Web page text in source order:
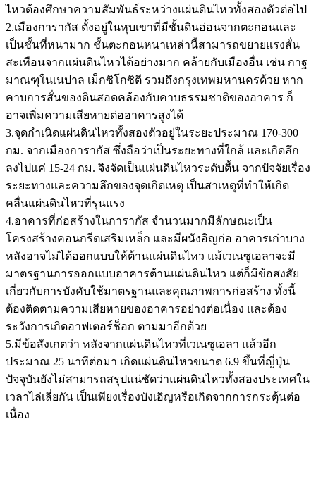
ไหวต้องศึกษาความสัมพันธ์ระหว่างแผ่นดินไหวทั้งสองตัวต่อไป
2.เมืองการากัส ตั้งอยู่ในหุบเขาที่มีชั้นดินอ่อนจากตะกอนและ
เป็นชั้นที่หนามาก ชั้นตะกอนหนาเหล่านี้สามารถขยายแรงสั่น
สะเทือนจากแผ่นดินไหวได้อย่างมาก คล้ายกับเมืองอื่น เช่น กาฐ
มาณฑุในเนปาล เม็กซิโกซิตี รวมถึงกรุงเทพมหานครด้วย หาก
คาบการสั่นของดินสอดคล้องกับคาบธรรมชาติของอาคาร ก็
อาจเพิ่มความเสียหายต่ออาคารสูงได้
3.จุดกำเนิดแผ่นดินไหวทั้งสองตัวอยู่ในระยะประมาณ 170-300
กม. จากเมืองการากัส ซึ่งถือว่าเป็นระยะทางที่ใกล้ และเกิดลึก
ลงไปแค่ 15-24 กม. จึงจัดเป็นแผ่นดินไหวระดับตื้น จากปัจจัยเรื่อง
ระยะทางและความลึกของจุดเกิดเหตุ เป็นสาเหตุที่ทำให้เกิด
คลื่นแผ่นดินไหวที่รุนแรง
4.อาคารที่ก่อสร้างในการากัส จำนวนมากมีลักษณะเป็น
โครงสร้างคอนกรีตเสริมเหล็ก และมีผนังอิญก่อ อาคารเก่าบาง
หลังอาจไม่ได้ออกแบบให้ต้านแผ่นดินไหว แม้เวเนซูเอลาจะมี
มาตรฐานการออกแบบอาคารต้านแผ่นดินไหว แต่ก็มีข้อสงสัย
เกี่ยวกับการบังคับใช้มาตรฐานและคุณภาพการก่อสร้าง ทั้งนี้
ต้องติดตามความเสียหายของอาคารอย่างต่อเนื่อง และต้อง
ระวังการเกิดอาฟเตอร์ช็อก ตามมาอีกด้วย
5.มีข้อสังเกตว่า หลังจากแผ่นดินไหวที่เวเนซูเอลา แล้วอีก
ประมาณ 25 นาทีต่อมา เกิดแผ่นดินไหวขนาด 6.9 ขึ้นที่ญี่ปุ่น
ปัจจุบันยังไม่สามารถสรุปแน่ชัดว่าแผ่นดินไหวทั้งสองประเทศใน
เวลาไล่เลี่ยกัน เป็นเพียงเรื่องบังเอิญหรือเกิดจากการกระตุ้นต่อ
เนื่อง